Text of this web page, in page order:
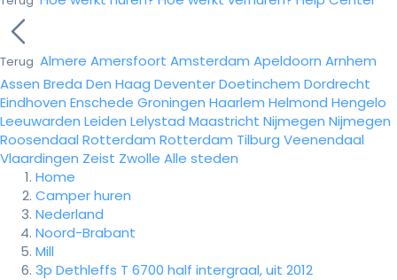
Terug Almere Amersfoort Amsterdam Apeldoorn Arnhem
Assen Breda Den Haag DeventerDoetinchem Dordrecht
Eindhoven Enschede Groningen Haarlem Helmond Hengelo
Leeuwarden Leiden Lelystad Maastricht Nijmegen Nijmegen
Roosendaal Rotterdam Rotterdam Tilburg Veenendaal
Vlaardingen Zeist Zwolle Alle steden
Home
Camper huren
Nederland
Noord-Brabant
Mill
3p Dethleffs T 6700 half intergraal, uit 2012